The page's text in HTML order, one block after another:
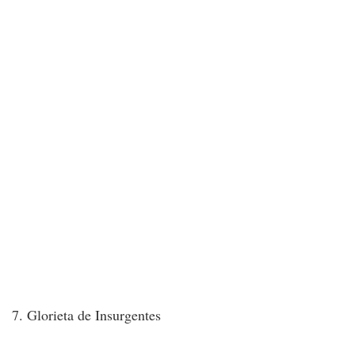
7. Glorieta de Insurgentes